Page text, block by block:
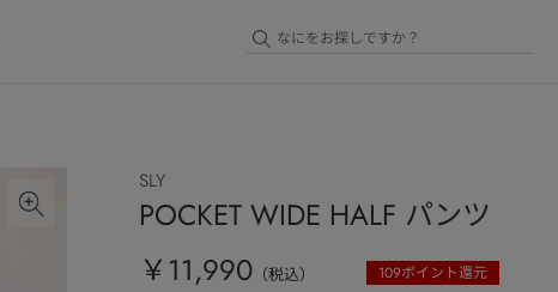
SLY
POCKET WIDE HALF パンツ
￥11,990 （税込） 109ポイント還元